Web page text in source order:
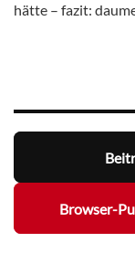
hätte – fazit:
Browser-